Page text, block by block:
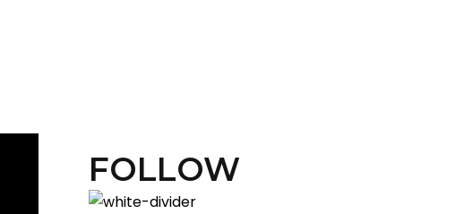
FOLLOW